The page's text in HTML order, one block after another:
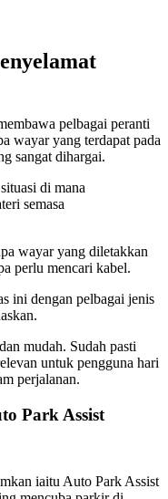
pelbagai peranti
wayar yang terdapat pada
sangat dihargai.
di mana
semasa
wayar yang diletakkan
perlu mencari kabel.
ini dengan pelbagai jenis
mudah. Sudah pasti
untuk pengguna hari
perjalanan.
Park Assist
iaitu Auto Park Assist